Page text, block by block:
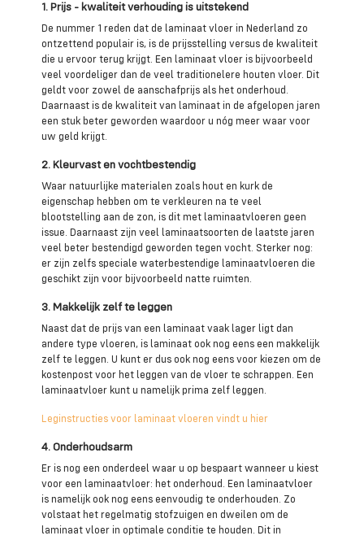
1. Prijs - kwaliteit verhouding is uitstekend
De nummer 1 reden dat de laminaat vloer in Nederland zo
ontzettend populair is, is de prijsstelling versus de kwaliteit
die u ervoor terug krijgt. Een laminaat vloer is bijvoorbeeld
veel voordeliger dan de veel traditionelere houten vloer. Dit
geldt voor zowel de aanschafprijs als het onderhoud.
Daarnaast is de kwaliteit van laminaat in de afgelopen jaren
een stuk beter geworden waardoor u nóg meer waar voor
uw geld krijgt.
2. Kleurvast en vochtbestendig
Waar natuurlijke materialen zoals hout en kurk de
eigenschap hebben om te verkleuren na te veel
blootstelling aan de zon, is dit met laminaatvloeren geen
issue. Daarnaast zijn veel laminaatsoorten de laatste jaren
veel beter bestendigd geworden tegen vocht. Sterker nog:
er zijn zelfs speciale waterbestendige laminaatvloeren die
geschikt zijn voor bijvoorbeeld natte ruimten.
3. Makkelijk zelf te leggen
Naast dat de prijs van een laminaat vaak lager ligt dan
andere type vloeren, is laminaat ook nog eens een makkelijk
zelf te leggen. U kunt er dus ook nog eens voor kiezen om de
kostenpost voor het leggen van de vloer te schrappen. Een
laminaatvloer kunt u namelijk prima zelf leggen.
Leginstructies voor laminaat vloeren vindt u hier
4. Onderhoudsarm
Er is nog een onderdeel waar u op bespaart wanneer u kiest
voor een laminaatvloer: het onderhoud. Een laminaatvloer
is namelijk ook nog eens eenvoudig te onderhouden. Zo
volstaat het regelmatig stofzuigen en dweilen om de
laminaat vloer in optimale conditie te houden. Dit in